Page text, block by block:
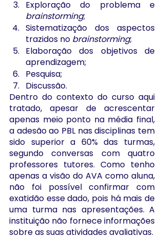
brainstorming;
Sistematização dos aspectos
trazidos no brainstorming;
Elaboração dos objetivos de
aprendizagem;
Pesquisa;
Discussão.
Dentro do contexto do curso aqui
tratado, apesar de acrescentar
apenas meio ponto na média final,
a adesão ao PBL nas disciplinas tem
sido superior a 60% das turmas,
segundo conversas com quatro
professores tutores. Como tenho
apenas a visão do AVA como aluna,
não foi possível confirmar com
exatidão esse dado, pois há mais de
uma turma nas apresentações. A
instituição não fornece informações
sobre as suas atividades avaliativas.